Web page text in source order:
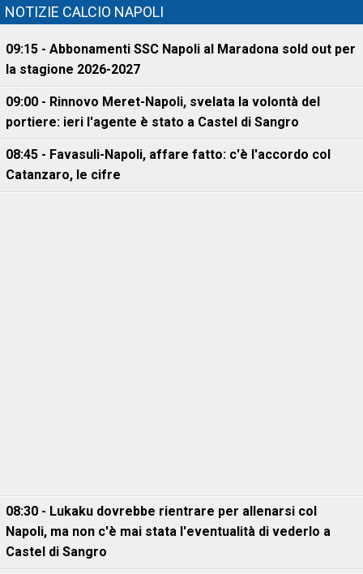
NOTIZIE CALCIO NAPOLI
09:15 - Abbonamenti SSC Napoli al Maradona sold out per
la stagione 2026-2027
09:00 - Rinnovo Meret-Napoli, svelata la volontà del
portiere: ieri l'agente è stato a Castel di Sangro
08:45 - Favasuli-Napoli, affare fatto: c'è l'accordo col
Catanzaro, le cifre
08:30 - Lukaku dovrebbe rientrare per allenarsi col
Napoli, ma non c'è mai stata l'eventualità di vederlo a
Castel di Sangro